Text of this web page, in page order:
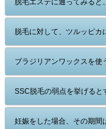
脱毛エステに通ってみると
脱毛に対して、ツルッピカ
ブラジリアンワックスを使
SSC脱毛の弱点を挙げる
妊娠をした場合、その期間